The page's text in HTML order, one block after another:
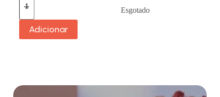
Adicionar
Esgotado